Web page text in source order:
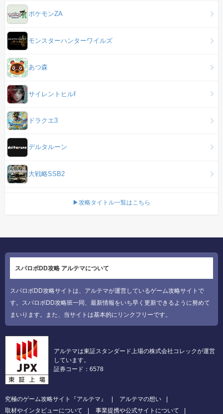
ポケモンZA
モンスターハンターワイルズ
あつ森
サイレントヒルf
ドラクエ3
デルタルーン
大戦略SSB2
▶攻略タイトル一覧はこちら
スパロボDD攻略 アルテマについて
スパロボDD攻略サイトは、アルテマが運営しているゲーム攻略サイトで
す。スパロボDD攻略班一同、最新情報をいち早く更新できるように努めて
まいります。また、当サイトは基本的にリンクフリーです。
アルテマは東証スタンダード上場の株式会社コレックが運営
しています。
証券コード：6578
究極のゲーム攻略サイト『アルテマ』
アルテマの想い
取材やインタビューについて
事業提携や公式サイトについて